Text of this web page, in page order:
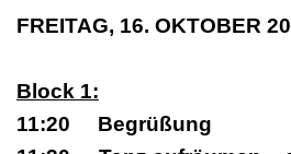
FREITAG, 16. OKTOBER
Block 1:
11:20 Begrüßung